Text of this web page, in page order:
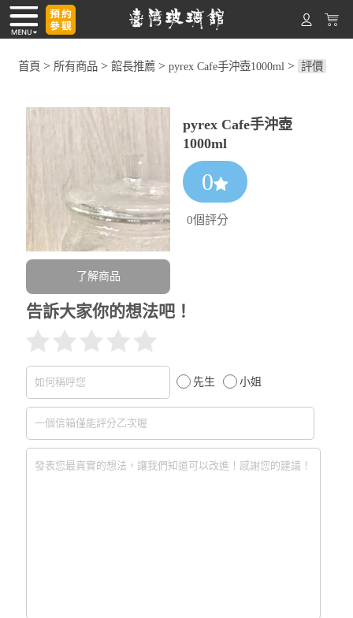
首頁 > 所有商品 >館長推薦 >pyrex Cafe手沖壺1000ml > 評價
pyrex Cafe手沖壺
1000ml
0
0個評分
了解商品
告訴大家你的想法吧！
先生 小姐